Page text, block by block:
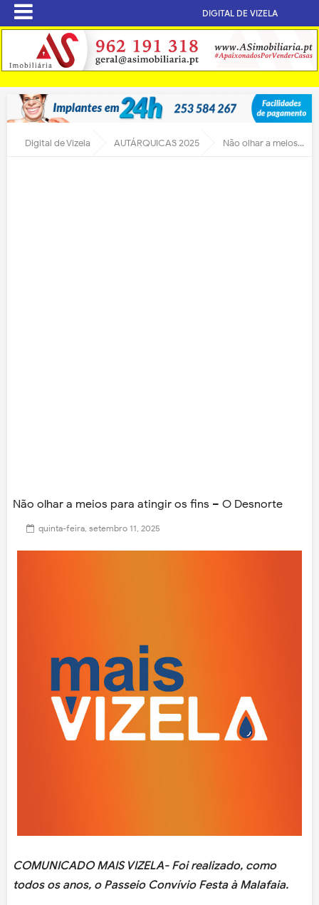
DIGITAL DE VIZELA
Digital de Vizela AUTÁRQUICAS 2025 Não olhar a meios para atingir os fins – O Desnorte
Não olhar a meios para atingir os fins – O Desnorte
quinta-feira, setembro 11, 2025
COMUNICADO MAIS VIZELA- Foi realizado, como
todos os anos, o Passeio Convívio Festa à Malafaia.